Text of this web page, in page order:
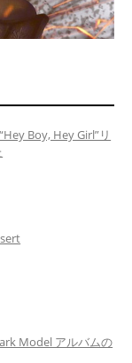
Boy, Hey Girl”リ
Model アルバムの